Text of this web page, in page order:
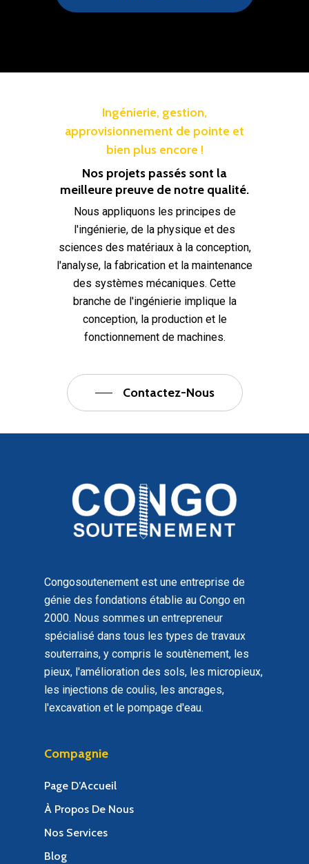
Ingénierie, gestion,
approvisionnement de pointe et
bien plus encore !
Nos projets passés sont la
meilleure preuve de notre qualité.
Nous appliquons les principes de
l'ingénierie, de la physique et des
sciences des matériaux à la conception,
l'analyse, la fabrication et la maintenance
des systèmes mécaniques. Cette
branche de l'ingénierie implique la
conception, la production et le
fonctionnement de machines.
Contactez-Nous
Congosoutenement est une entreprise de
génie des fondations établie au Congo en
2000. Nous sommes un entrepreneur
spécialisé dans tous les types de travaux
souterrains, y compris le soutènement, les
pieux, l'amélioration des sols, les micropieux,
les injections de coulis, les ancrages,
l'excavation et le pompage d'eau.
Compagnie
Page D’Accueil
À Propos De Nous
Nos Services
Blog